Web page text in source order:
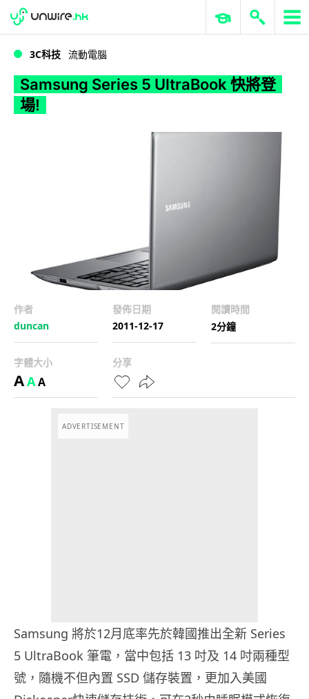
Samsung Series 5 UltraBook 快將登場!
WWDC 2026 ERP 與商業 AI
3C科技 流動電腦
Samsung Series 5 UltraBook 快將登
場!
作者
duncan
發佈日期
2011-12-17
閱讀時間
2分鐘
字體大小
AAA
分享
ADVERTISEMENT
Samsung 將於12月底率先於韓國推出全新 Series
5 UltraBook 筆電，當中包括 13 吋及 14 吋兩種型
號，隨機不但內置 SSD 儲存裝置，更加入美國